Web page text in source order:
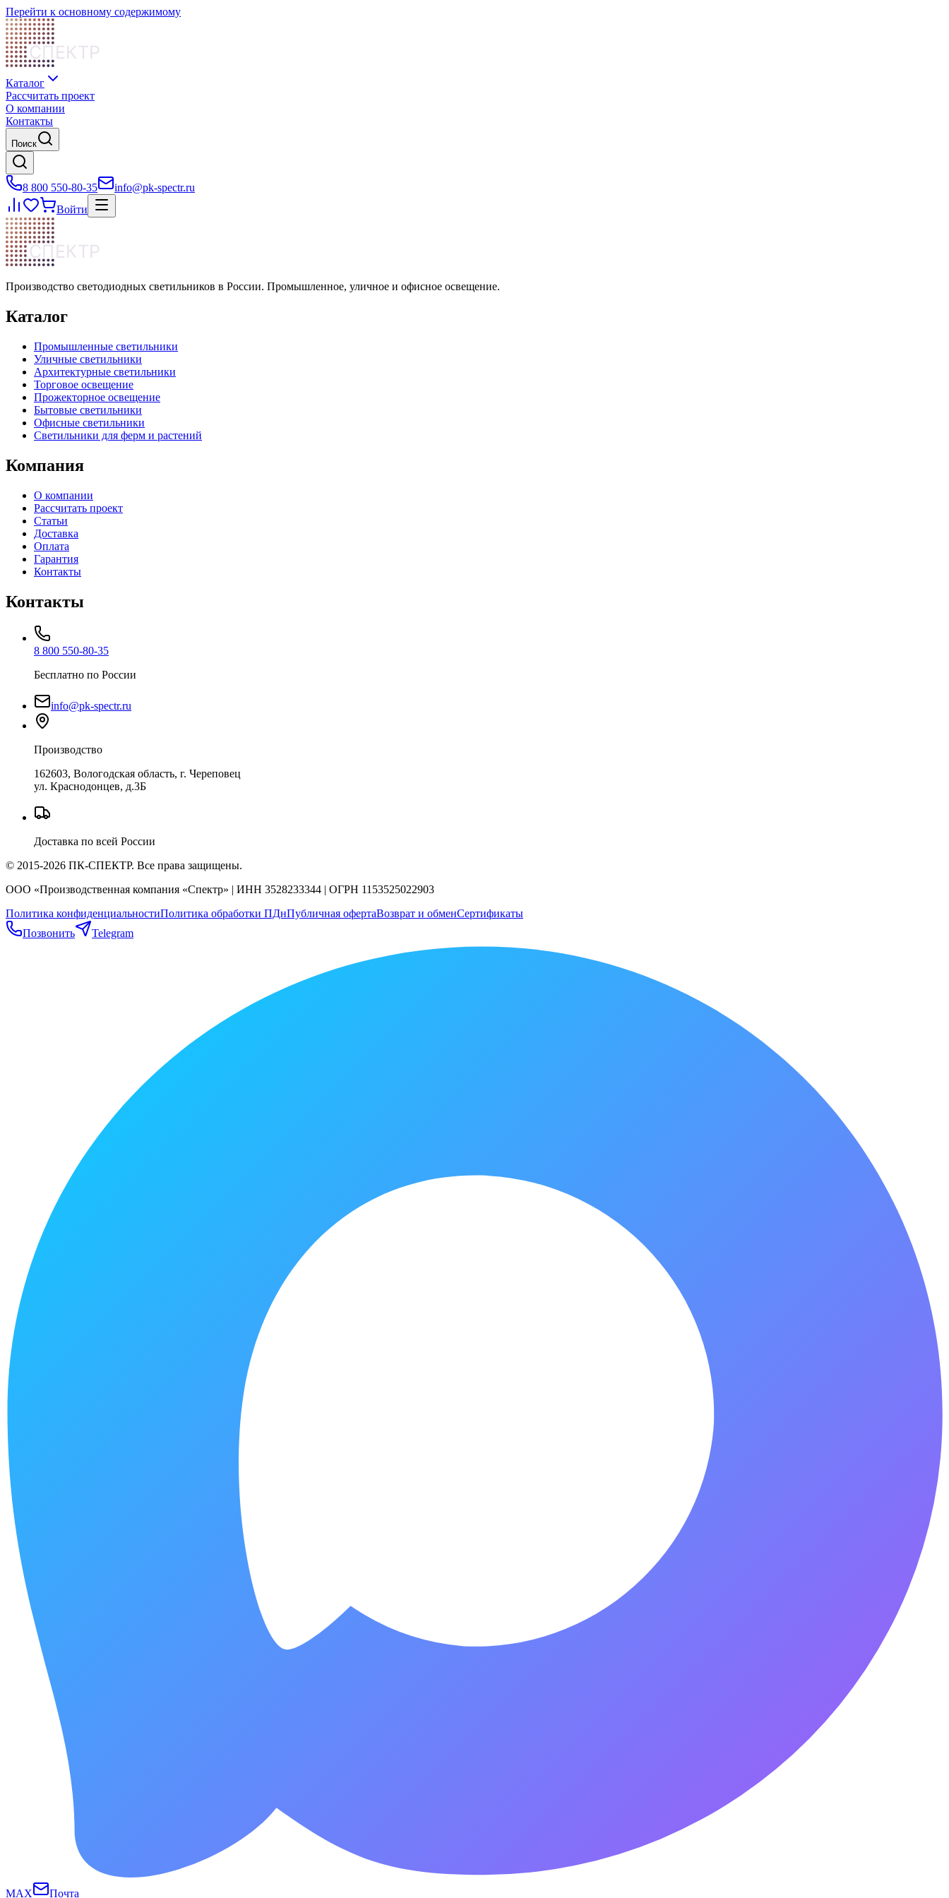
Перейти к основному содержимому
СПЕКТР
Каталог
Рассчитать проект
О компании
Контакты
Поиск
8 800 550-80-35
info@pk-spectr.ru
Войти
СПЕКТР
Производство светодиодных светильников в России. Промышленное, уличное и офисное освещение.
Каталог
Промышленные светильники
Уличные светильники
Архитектурные светильники
Торговое освещение
Прожекторное освещение
Бытовые светильники
Офисные светильники
Светильники для ферм и растений
Компания
О компании
Рассчитать проект
Статьи
Доставка
Оплата
Гарантия
Контакты
Контакты
8 800 550-80-35
Бесплатно по России
info@pk-spectr.ru
Производство
162603, Вологодская область, г. Череповец
ул. Краснодонцев, д.3Б
Доставка по всей России
© 2015-2026 ПК-СПЕКТР. Все права защищены.
ООО «Производственная компания «Спектр» | ИНН 3528233344 | ОГРН 1153525022903
Политика конфиденциальностиПолитика обработки ПДнПубличная офертаВозврат и обменСертификаты
Позвонить
Telegram
MAX Почта